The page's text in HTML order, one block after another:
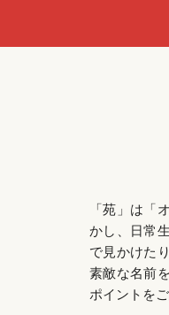
「苑」は「
かし、日常
で見かけた
素敵な名前
ポイントを